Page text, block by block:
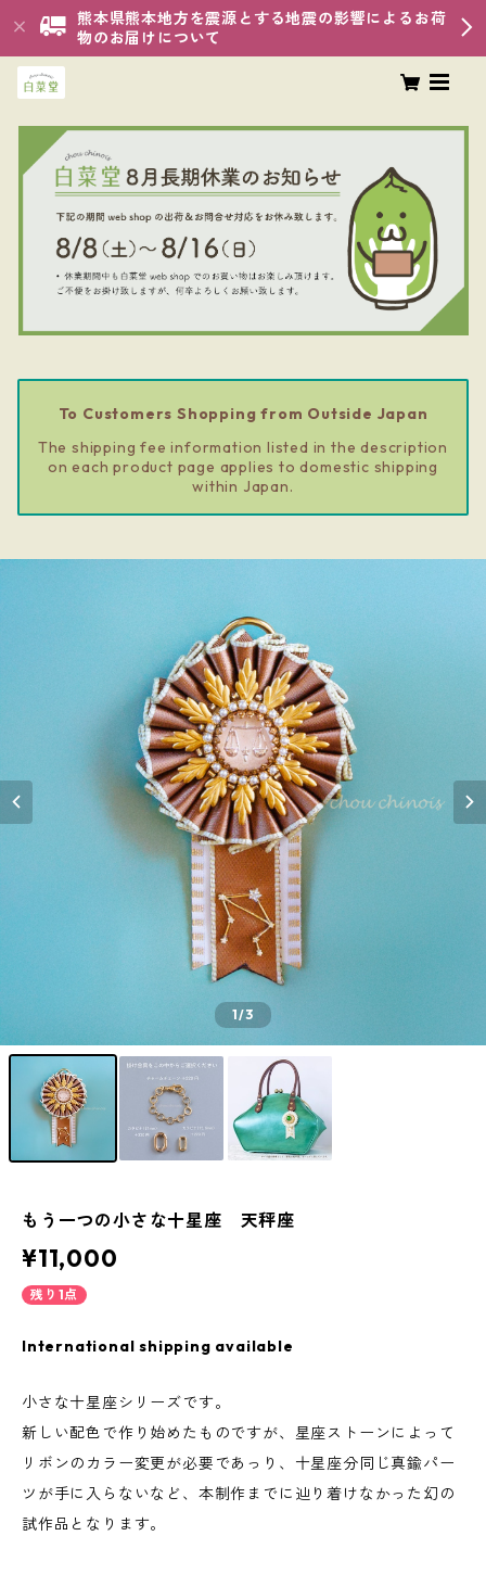
熊本県熊本地方を震源とする地震の影響によるお荷
物のお届けについて
To Customers Shopping from Outside Japan
The shipping fee information listed in the description
on each product page applies to domestic shipping
within Japan.
1/3
もう一つの小さな十星座 天秤座
¥11,000
残り1点
International shipping available
小さな十星座シリーズです。
新しい配色で作り始めたものですが、星座ストーンによって
リボンのカラー変更が必要であっり、十星座分同じ真鍮パー
ツが手に入らないなど、本制作までに辿り着けなかった幻の
試作品となります。